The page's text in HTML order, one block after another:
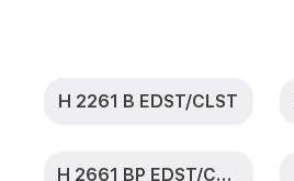
H 2261 B EDST/CLST
H 2661 BP EDST/CLST